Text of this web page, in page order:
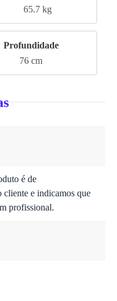
65.7 kg
Profundidade
76 cm
é de
cliente e indicamos que
profissional.